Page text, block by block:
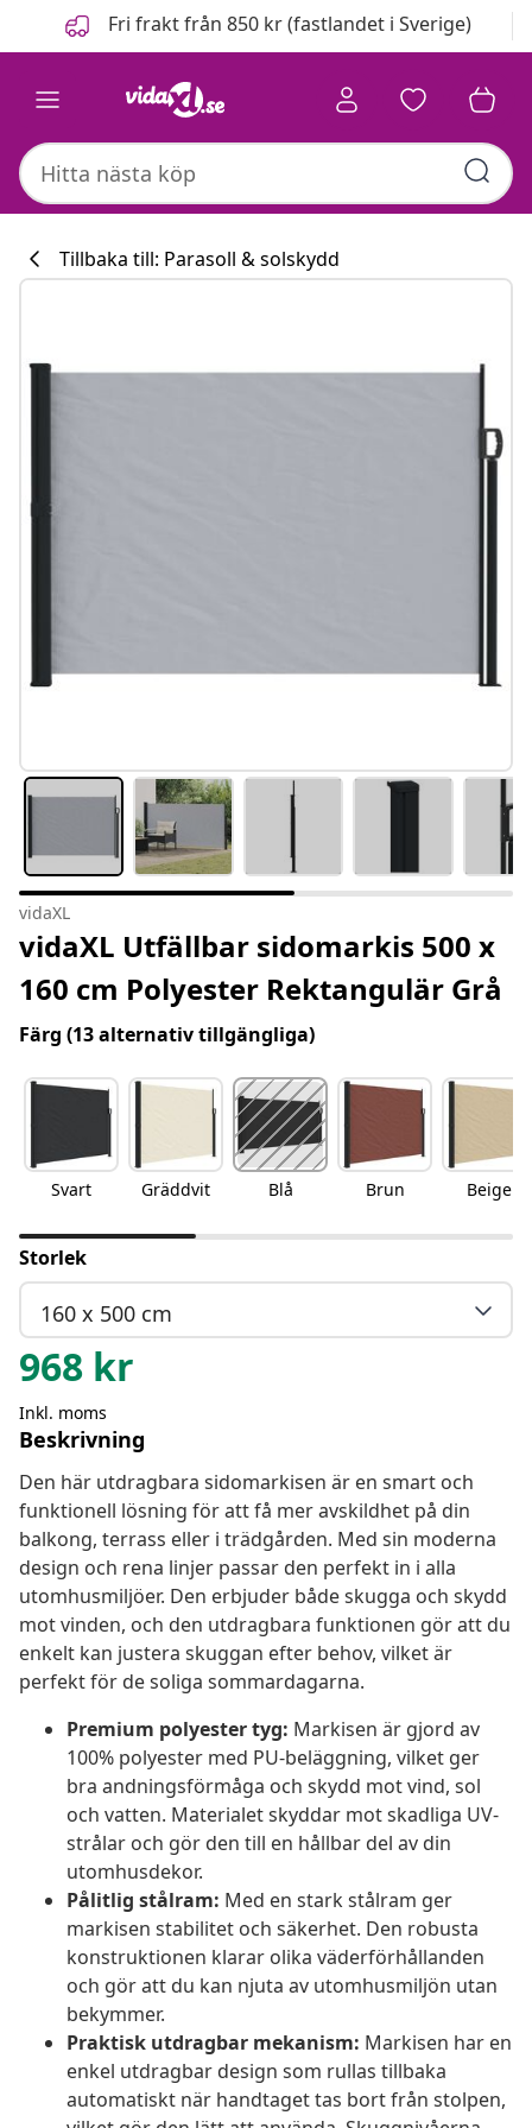
FöregåendeFri frakt från 850 kr (fastlandet i Sverige)
Tillbaka till: Parasoll & solskydd
vidaXL
vidaXL Utfällbar sidomarkis 500 x
160 cm Polyester Rektangulär Grå
Färg (13 alternativ tillgängliga)
Svart Gräddvit Blå Brun Beige
Storlek
160 x 500 cm
968 kr
Inkl. moms
Beskrivning
Den här utdragbara sidomarkisen är en smart och
funktionell lösning för att få mer avskildhet på din
balkong, terrass eller i trädgården. Med sin moderna
design och rena linjer passar den perfekt in i alla
utomhusmiljöer. Den erbjuder både skugga och skydd
mot vinden, och den utdragbara funktionen gör att du
enkelt kan justera skuggan efter behov, vilket är
perfekt för de soliga sommardagarna.
Premium polyester tyg: Markisen är gjord av
100% polyester med PU-beläggning, vilket ger
bra andningsförmåga och skydd mot vind, sol
och vatten. Materialet skyddar mot skadliga UV-
strålar och gör den till en hållbar del av din
utomhusdekor.
Pålitlig stålram: Med en stark stålram ger
markisen stabilitet och säkerhet. Den robusta
konstruktionen klarar olika väderförhållanden
och gör att du kan njuta av utomhusmiljön utan
bekymmer.
Praktisk utdragbar mekanism: Markisen har en
enkel utdragbar design som rullas tillbaka
automatiskt när handtaget tas bort från stolpen,